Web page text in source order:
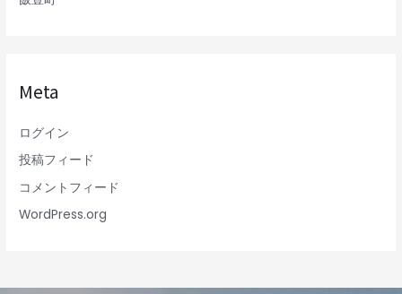
Meta
ログイン
投稿フィード
コメントフィード
WordPress.org